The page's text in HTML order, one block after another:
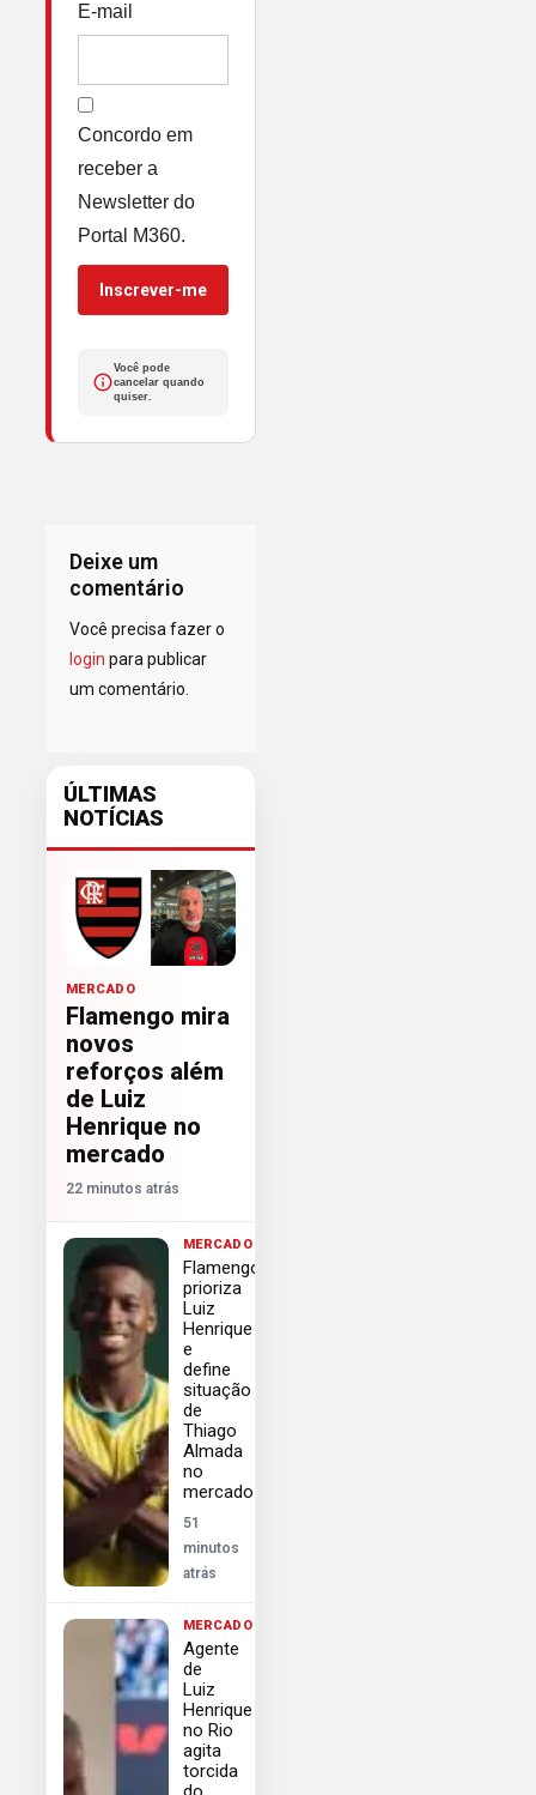
E-mail
Concordo em
receber a
Newsletter do
Portal M360.
Inscrever-me
Você pode
cancelar quando
quiser.
Deixe um
comentário
Você precisa fazer o
login para publicar
um comentário.
ÚLTIMAS
NOTÍCIAS
MERCADO
Flamengo mira
novos
reforços além
de Luiz
Henrique no
mercado
22 minutos atrás
MERCADO
Flamengo
prioriza
Luiz
Henrique
e
define
situação
de
Thiago
Almada
no
mercado
51
minutos
atrás
MERCADO
Agente
de
Luiz
Henrique
no Rio
agita
torcida